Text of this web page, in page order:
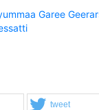
Garee
tweet